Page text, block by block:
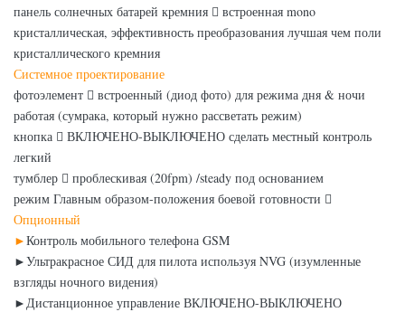
панель солнечных батарей кремния  встроенная mono
кристаллическая, эффективность преобразования лучшая чем поли
кристаллического кремния
Системное проектирование
фотоэлемент  встроенный (диод фото) для режима дня & ночи
работая (сумрака, который нужно рассветать режим)
кнопка  ВКЛЮЧЕНО-ВЫКЛЮЧЕНО сделать местный контроль
легкий
тумблер  проблескивая (20fpm) /steady под основанием
режим Главным образом-положения боевой готовности 
Опционный
►Контроль мобильного телефона GSM
►Ультракрасное СИД для пилота используя NVG (изумленные
взгляды ночного видения)
►Дистанционное управление ВКЛЮЧЕНО-ВЫКЛЮЧЕНО